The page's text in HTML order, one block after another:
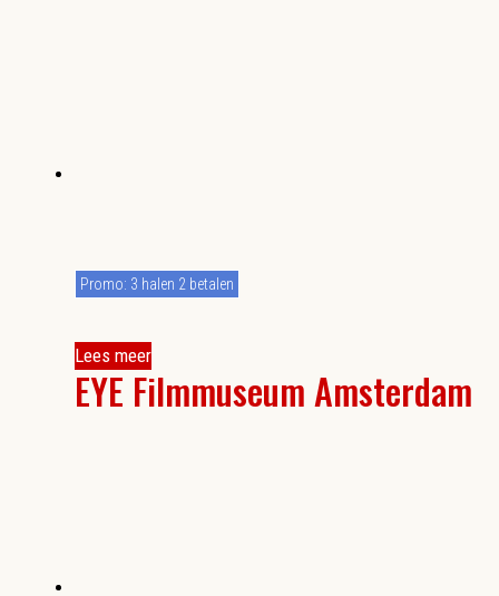
Lees meer
EYE Filmmuseum Amsterdam
Promo: 3 halen 2 betalen